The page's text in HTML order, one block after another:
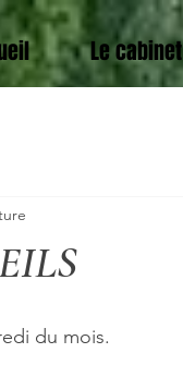
Le cabinet
du mois.